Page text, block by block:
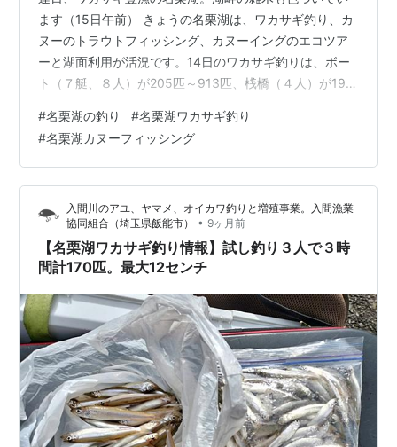
ます（15日午前） きょうの名栗湖は、ワカサギ釣り、カ
ヌーのトラウトフィッシング、カヌーイングのエコツア
ーと湖面利用が活況です。14日のワカサギ釣りは、ボー
ト（７艇、８人）が205匹～913匹、桟橋（４人）が195
わらず好調です。 風もなく、穏やかな湖面 カヌーに乗っ
てマス（渓流釣り解禁中はヤマメ、イワナ）を釣るカヌ
ーフィッシングは、ルアーをする釣り人が圧倒的です
が、15日はフライフィッシングを楽しむ方がいました。
木製カナディアンカヌーを操作しながらのフライフィッ
シング。優雅で、素敵でした。…
#名栗湖の釣り #名栗湖ワカサギ釣り
#名栗湖カヌーフィッシング
入間川のアユ、ヤマメ、オイカワ釣りと増殖事業。入間漁業
協同組合（埼玉県飯能市）
• 9ヶ月前
【名栗湖ワカサギ釣り情報】試し釣り３人で３時
間計170匹。最大12センチ